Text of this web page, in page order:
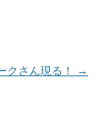
クさん現る！ →